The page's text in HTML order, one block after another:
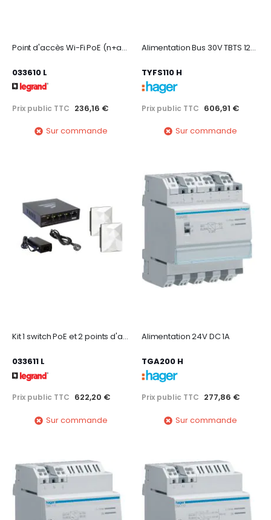
Point d'accès Wi-Fi PoE (n+ac) à encastrer - blanc
033610 L
Prix public TTC 236,16 €
Sur commande
Alimentation Bus 30V TBTS 1280 mA
TYFS110 H
Prix public TTC 606,91 €
Sur commande
Kit 1 switch PoE et 2 points d'accès Wi-Fi PoE (n+ac) à encastrer - blanc
033611 L
Prix public TTC 622,20 €
Sur commande
Alimentation 24V DC 1A
TGA200 H
Prix public TTC 277,86 €
Sur commande